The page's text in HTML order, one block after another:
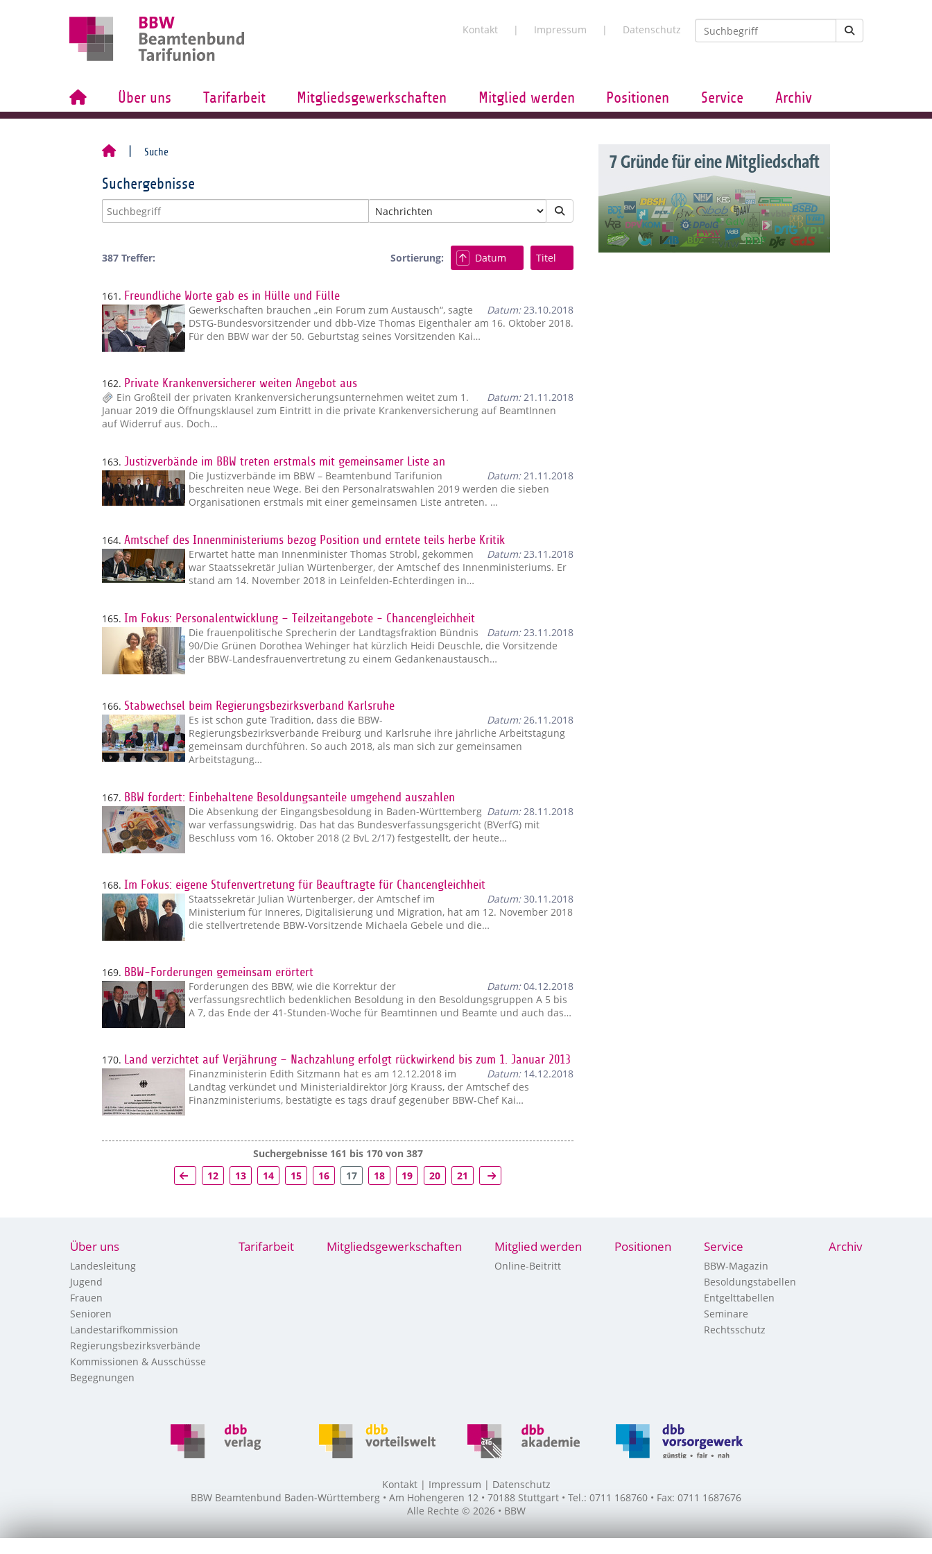
Kontakt Impressum Datenschutz
Über uns Tarifarbeit Mitgliedsgewerkschaften Mitglied werden Positionen Service Archiv
Suche
Suchergebnisse
387 Treffer: Sortierung: Datum Titel
161. Freundliche Worte gab es in Hülle und Fülle
Datum:23.10.2018
Gewerkschaften brauchen „ein Forum zum Austausch“, sagte
DSTG-Bundesvorsitzender und dbb-Vize Thomas Eigenthaler am 16. Oktober 2018.
Für den BBW war der 50. Geburtstag seines Vorsitzenden Kai…
162. Private Krankenversicherer weiten Angebot aus
Datum:21.11.2018
Ein Großteil der privaten Krankenversicherungsunternehmen weitet zum 1.
Januar 2019 die Öffnungsklausel zum Eintritt in die private Krankenversicherung auf BeamtInnen
auf Widerruf aus. Doch…
163. Justizverbände im BBW treten erstmals mit gemeinsamer Liste an
Datum:21.11.2018
Die Justizverbände im BBW – Beamtenbund Tarifunion
beschreiten neue Wege. Bei den Personalratswahlen 2019 werden die sieben
Organisationen erstmals mit einer gemeinsamen Liste antreten. …
164. Amtschef des Innenministeriums bezog Position und erntete teils herbe Kritik
Datum:23.11.2018
Erwartet hatte man Innenminister Thomas Strobl, gekommen
war Staatssekretär Julian Würtenberger, der Amtschef des Innenministeriums. Er
stand am 14. November 2018 in Leinfelden-Echterdingen in…
165. Im Fokus: Personalentwicklung – Teilzeitangebote - Chancengleichheit
Datum:23.11.2018
Die frauenpolitische Sprecherin der Landtagsfraktion Bündnis
90/Die Grünen Dorothea Wehinger hat kürzlich Heidi Deuschle, die Vorsitzende
der BBW-Landesfrauenvertretung zu einem Gedankenaustausch…
166. Stabwechsel beim Regierungsbezirksverband Karlsruhe
Datum:26.11.2018
Es ist schon gute Tradition, dass die BBW-
Regierungsbezirksverbände Freiburg und Karlsruhe ihre jährliche Arbeitstagung
gemeinsam durchführen. So auch 2018, als man sich zur gemeinsamen
Arbeitstagung…
167. BBW fordert: Einbehaltene Besoldungsanteile umgehend auszahlen
Datum:28.11.2018
Die Absenkung der Eingangsbesoldung in Baden-Württemberg
war verfassungswidrig. Das hat das Bundesverfassungsgericht (BVerfG) mit
Beschluss vom 16. Oktober 2018 (2 BvL 2/17) festgestellt, der heute…
168. Im Fokus: eigene Stufenvertretung für Beauftragte für Chancengleichheit
Datum:30.11.2018
Staatssekretär Julian Würtenberger, der Amtschef im
Ministerium für Inneres, Digitalisierung und Migration, hat am 12. November 2018
die stellvertretende BBW-Vorsitzende Michaela Gebele und die…
169. BBW-Forderungen gemeinsam erörtert
Datum:04.12.2018
Forderungen des BBW, wie die Korrektur der
verfassungsrechtlich bedenklichen Besoldung in den Besoldungsgruppen A 5 bis
A 7, das Ende der 41-Stunden-Woche für Beamtinnen und Beamte und auch das…
170. Land verzichtet auf Verjährung – Nachzahlung erfolgt rückwirkend bis zum 1. Januar 2013
Datum:14.12.2018
Finanzministerin Edith Sitzmann hat es am 12.12.2018 im
Landtag verkündet und Ministerialdirektor Jörg Krauss, der Amtschef des
Finanzministeriums, bestätigte es tags drauf gegenüber BBW-Chef Kai…
Suchergebnisse 161 bis 170 von 387
12
13 14 15 16 17 18 19 20 21
7 Gründe für eine Mitgliedschaft
Über uns
Landesleitung
Jugend
Frauen
Senioren
Landestarifkommission
Regierungsbezirksverbände
Kommissionen & Ausschüsse
Begegnungen
Tarifarbeit Mitgliedsgewerkschaften Mitglied werden
Online-Beitritt
Positionen Service
BBW-Magazin
Besoldungstabellen
Entgelttabellen
Seminare
Rechtsschutz
Archiv
Kontakt Impressum
Datenschutz
BBW Beamtenbund Baden-Württemberg • Am Hohengeren 12 • 70188 Stuttgart • Tel.: 0711 168760 • Fax: 0711 1687676
Alle Rechte © 2026 • BBW